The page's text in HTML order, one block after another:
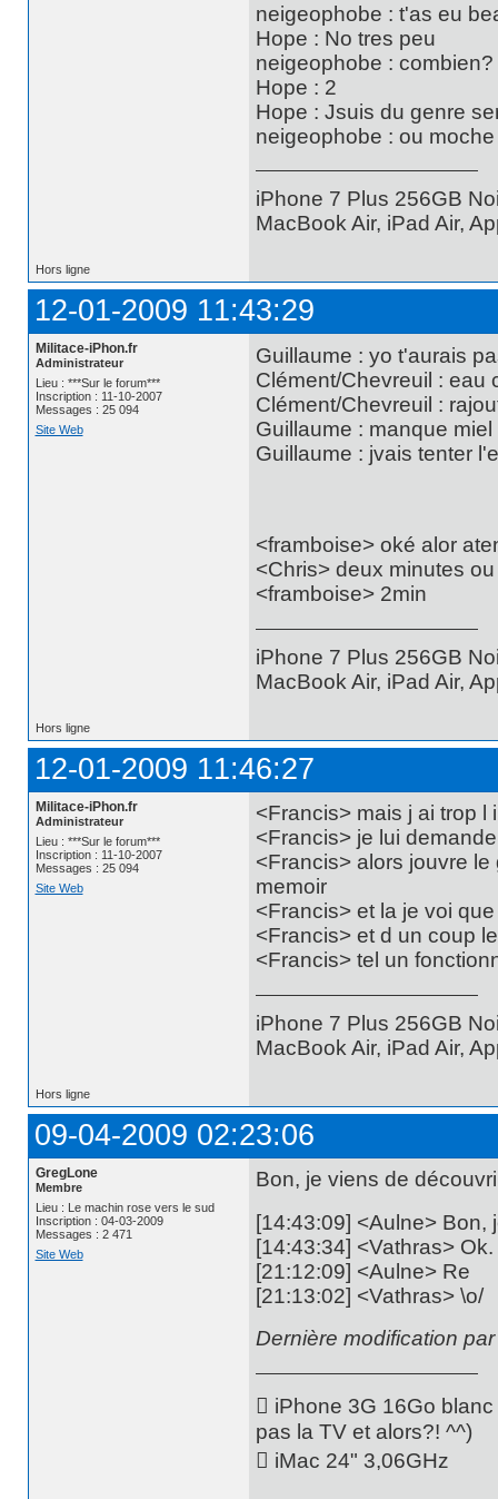
neigeophobe : t'as eu
Hope : No tres peu
neigeophobe : combien?
Hope : 2
Hope : Jsuis du genre
neigeophobe : ou moche
iPhone 7 Plus 256GB
MacBook Air, iPad Air,
Hors ligne
12-01-2009 11:43:29
Militace-iPhon.fr
Administrateur
Lieu : ***Sur le forum***
Inscription : 11-10-2007
Messages : 25 094
Site Web
Guillaume : yo t'aurais
Clément/Chevreuil : eau
Clément/Chevreuil :
Guillaume : manque
Guillaume : jvais tenter
<framboise> oké alor
<Chris> deux minutes
<framboise> 2min
iPhone 7 Plus 256GB
MacBook Air, iPad Air,
Hors ligne
12-01-2009 11:46:27
Militace-iPhon.fr
Administrateur
Lieu : ***Sur le forum***
Inscription : 11-10-2007
Messages : 25 094
Site Web
<Francis> mais j ai trop l
<Francis> je lui
<Francis> alors jouvre
memoir
<Francis> et la je voi
<Francis> et d un coup
<Francis> tel un
iPhone 7 Plus 256GB
MacBook Air, iPad Air,
Hors ligne
09-04-2009 02:23:06
GregLone
Membre
Lieu : Le machin rose vers le sud
Inscription : 04-03-2009
Messages : 2 471
Site Web
Bon, je viens de
[14:43:09] <Aulne> Bon,
[14:43:34] <Vathras> Ok.
[21:12:09] <Aulne> Re
[21:13:02] <Vathras> \o/
Dernière modification
 iPhone 3G 16Go
pas la TV et alors?! ^^)
 iMac 24" 3,06GHz